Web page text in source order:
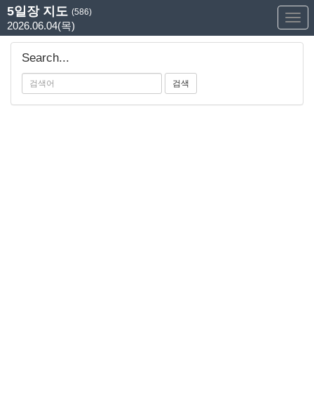
5일장 지도 (586)
2026.06.04(목)
Search...
검색